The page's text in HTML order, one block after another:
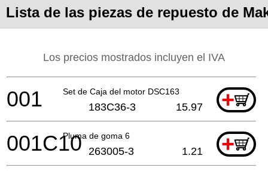
Lista de las piezas de repuesto de
Los precios mostrados incluyen el IVA
Set de Caja del motor DSC163 +
001 183C36-3 15.97
Pluma de goma 6 +
001C10 263005-3 1.21